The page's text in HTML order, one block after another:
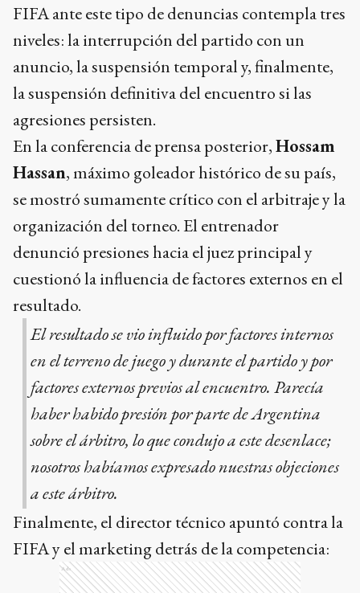
FIFA ante este tipo de denuncias contempla tres
niveles: la interrupción del partido con un
anuncio, la suspensión temporal y, finalmente,
la suspensión definitiva del encuentro si las
agresiones persisten.
En la conferencia de prensa posterior,Hossam
Hassan, máximo goleador histórico de su país,
se mostró sumamente crítico con el arbitraje y la
organización del torneo. El entrenador
denunció presiones hacia el juez principal y
cuestionó la influencia de factores externos en el
resultado.
El resultado se vio influido por factores internos
en el terreno de juego y durante el partido y por
factores externos previos al encuentro. Parecía
haber habido presión por parte de Argentina
sobre el árbitro, lo que condujo a este desenlace;
nosotros habíamos expresado nuestras objeciones
a este árbitro.
Finalmente, el director técnico apuntó contra la
FIFA y el marketing detrás de la competencia:
Ads